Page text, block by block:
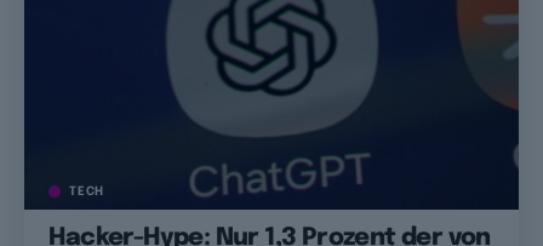
TECH
Hacker-Hype: Nur 1,3 Prozent der von